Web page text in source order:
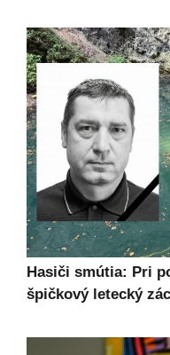
Hasiči smútia: Pri
špičkový letecký